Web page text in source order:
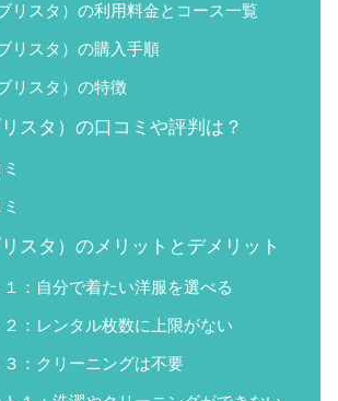
リスタ）の利用料金とコース一覧
リスタ）の購入手順
リスタ）の特徴
スタ）の口コミや評判は？
スタ）のメリットとデメリット
１：自分で着たい洋服を選べる
２：レンタル枚数に上限がない
３：クリーニングは不要